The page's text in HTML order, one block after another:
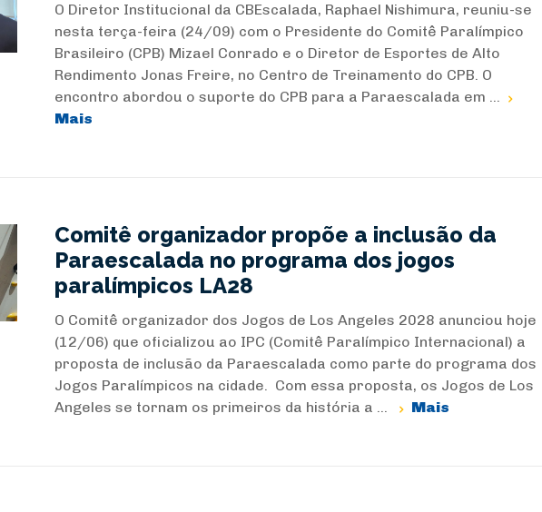
O Diretor Institucional da CBEscalada, Raphael Nishimura, reuniu-se
nesta terça-feira (24/09) com o Presidente do Comitê Paralímpico
Brasileiro (CPB) Mizael Conrado e o Diretor de Esportes de Alto
Rendimento Jonas Freire, no Centro de Treinamento do CPB. O
encontro abordou o suporte do CPB para a Paraescalada em ...
Mais
Comitê organizador propõe a inclusão da
Paraescalada no programa dos jogos
paralímpicos LA28
O Comitê organizador dos Jogos de Los Angeles 2028 anunciou hoje
(12/06) que oficializou ao IPC (Comitê Paralímpico Internacional) a
proposta de inclusão da Paraescalada como parte do programa dos
Jogos Paralímpicos na cidade. Com essa proposta, os Jogos de Los
Angeles se tornam os primeiros da história a ...
Mais